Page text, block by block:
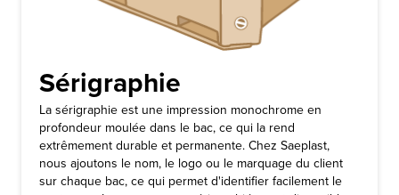
Sérigraphie
La sérigraphie est une impression monochrome en
profondeur moulée dans le bac, ce qui la rend
extrêmement durable et permanente. Chez Saeplast,
nous ajoutons le nom, le logo ou le marquage du client
sur chaque bac, ce qui permet d'identifier facilement le